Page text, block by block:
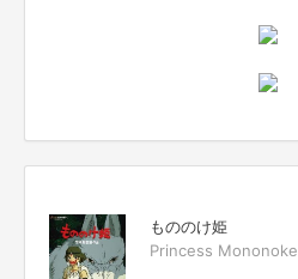
もののけ姫
Princess Mononoke